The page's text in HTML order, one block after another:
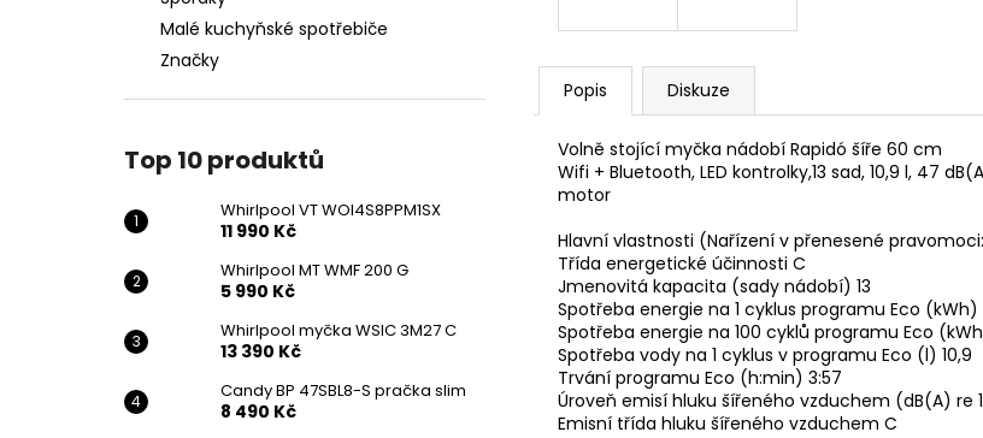
Malé kuchyňské spotřebiče
Značky
Top 10 produktů
Whirlpool VT WOI4S8PPM1SX
11 990 Kč
Whirlpool MT WMF 200 G
5 990 Kč
Whirlpool myčka WSIC 3M27 C
13 390 Kč
Candy BP 47SBL8-S pračka slim
8 490 Kč
Popis Diskuze
Volně stojící myčka nádobí Rapidó šíře 60 cm
Wifi + Bluetooth, LED kontrolky,13 sad, 10,9 l, 47
motor
Hlavní vlastnosti (Nařízení v přenesené pravomoci:
Třída energetické účinnosti C
Jmenovitá kapacita (sady nádobí) 13
Spotřeba energie na 1 cyklus programu Eco (kWh)
Spotřeba energie na 100 cyklů programu Eco
Spotřeba vody na 1 cyklus v programu Eco (l) 10,9
Trvání programu Eco (h:min) 3:57
Úroveň emisí hluku šířeného vzduchem (dB(A) re
Emisní třída hluku šířeného vzduchem C